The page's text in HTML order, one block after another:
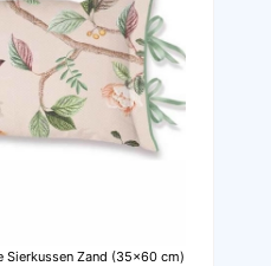
Sierkussen Zand (35x60 cm)